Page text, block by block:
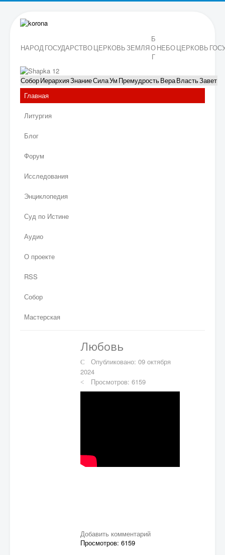
НАРОДГОСУДАРСТВОЦЕРКОВЬЗЕМЛЯ
Б
О
Г
НЕБОЦЕРКОВЬ
СоборИерархияЗнаниеСилаУм ПремудростьВераВластьЗавет
Главная
Литургия
Блог
Форум
Исследования
Энциклопедия
Суд по Истине
Аудио
О проекте
RSS
Собор
Мастерская
Любовь
Опубликовано: 09 октября
2024
Просмотров: 6159
Добавить комментарий
Просмотров: 6159